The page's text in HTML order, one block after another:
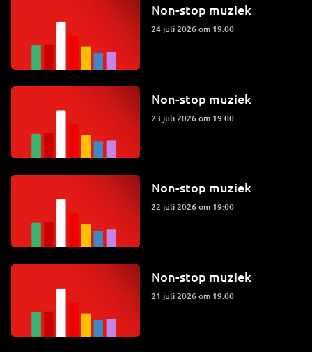
Non-stop muziek
24 juli 2026 om 19:00
Non-stop muziek
23 juli 2026 om 19:00
Non-stop muziek
22 juli 2026 om 19:00
Non-stop muziek
21 juli 2026 om 19:00